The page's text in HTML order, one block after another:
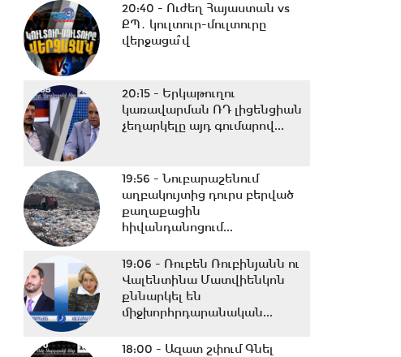
20:40 - Ուժեղ Հայաստան vs
ՔՊ․ կուլտուր-մուլտուրը
վերջացա՞վ
20:15 - Երկաթուղու
կառավարման ՌԴ լիցենցիան
չեղարկելը այդ գումարով...
19:56 -Նուբարաշենում
աղբակույտից դուրս բերված
քաղաքացին
հիվանդանոցում...
19:06 - Ռուբեն Ռուբինյանն ու
Վալենտինա Մատվիենկոն
քննարկել են
միջխորհրդարանական...
18:00 - Ազատ շփում Գնել